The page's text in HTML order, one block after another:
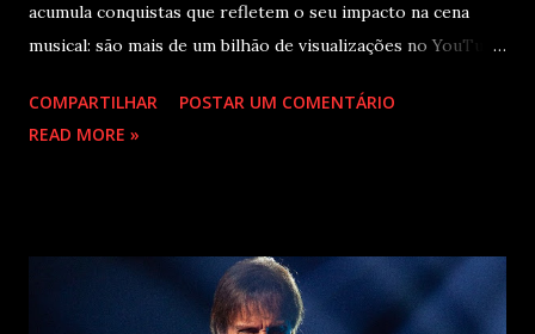
acumula conquistas que refletem o seu impacto na cena
musical: são mais de um bilhão de visualizações no YouTube,
10 milhões de seguidores nas redes sociais, além de figurar
entre os nomes da prestigiada lista Forbes Under 30 de
milhões de plays em menos de 24 horas após o
lançamento. Com uma estética mais madura, o álbum marca
COMPARTILHAR
POSTAR UM COMENTÁRIO
READ MORE »